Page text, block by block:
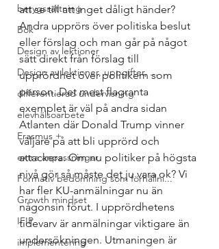
betygssättning
Bok
Design av lektioner
Design av lektioner, uppgifter, ...
differentierad undervisning
elevhälsoarbete
Erasmus +
extra anpassningar
Formativ bedömning som förhållni...
Growth mindset
IFIP
implementering
att se till att inget dåligt händer?
Andra upprörs över politiska beslut
eller förslag och man går på något
sätt direkt från förslag till
upprördhet över politikern som
person. Det mest flagranta
exemplet är väl på andra sidan
Atlanten där Donald Trump vinner
väljare på att bli upprörd och
attackera. Om nu politiker på högsta
nivå gör så måste det ju vara ok? Vi
har fler KU-anmälningar nu än
någonsin förut. I upprördhetens
tidevarv är anmälningar viktigare än
undersökningen. Utmaningen är